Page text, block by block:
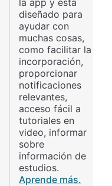
diseñado para
ayudar con
muchas cosas,
como facilitar la
incorporación,
proporcionar
notificaciones
relevantes,
acceso fácil a
tutoriales en
video, informar
sobre
información de
estudios.
Aprende más.